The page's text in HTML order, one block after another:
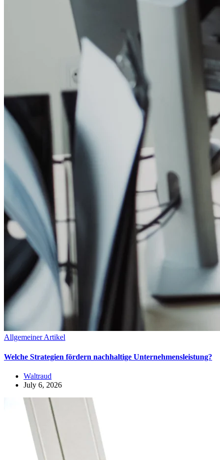
Allgemeiner Artikel
Welche Strategien fördern nachhaltige Unternehmensleistung?
Waltraud
July 6, 2026